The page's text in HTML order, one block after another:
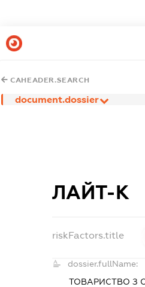
CAHEADER.SEARCH
document.dossier
ЛАЙТ-К
riskFactors.title
dossier.fullName:
ТОВАРИСТВО З